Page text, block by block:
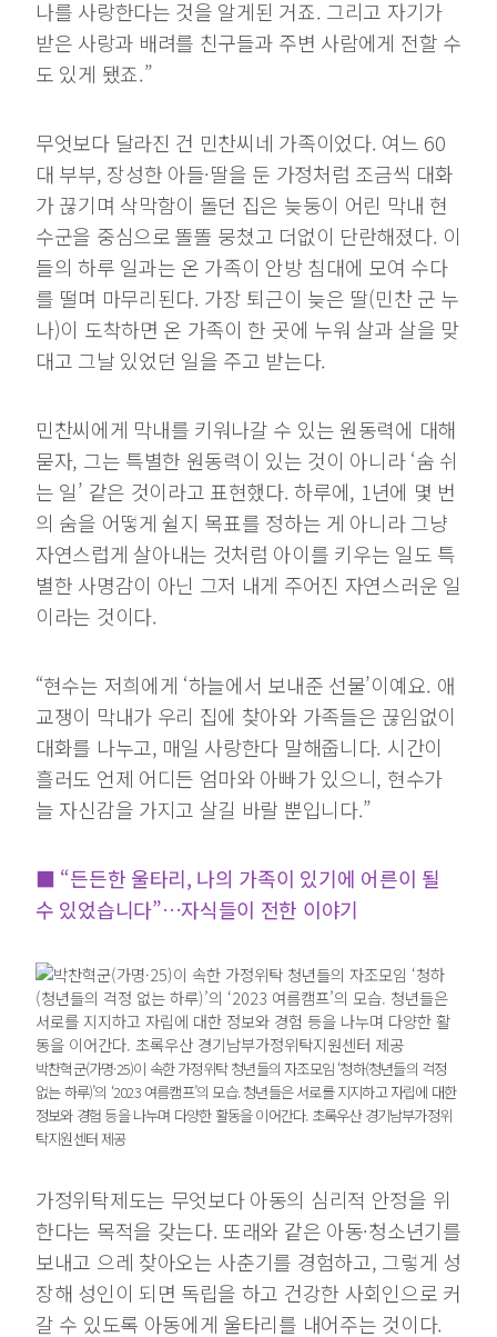
나를 사랑한다는 것을 알게된 거죠. 그리고 자기가
받은 사랑과 배려를 친구들과 주변 사람에게 전할 수
도 있게 됐죠.”
무엇보다 달라진 건 민찬씨네 가족이었다. 여느 60
대 부부, 장성한 아들·딸을 둔 가정처럼 조금씩 대화
가 끊기며 삭막함이 돌던 집은 늦둥이 어린 막내 현
수군을 중심으로 똘똘 뭉쳤고 더없이 단란해졌다. 이
들의 하루 일과는 온 가족이 안방 침대에 모여 수다
를 떨며 마무리된다. 가장 퇴근이 늦은 딸(민찬 군 누
나)이 도착하면 온 가족이 한 곳에 누워 살과 살을 맞
대고 그날 있었던 일을 주고 받는다.
민찬씨에게 막내를 키워나갈 수 있는 원동력에 대해
묻자, 그는 특별한 원동력이 있는 것이 아니라 ‘숨 쉬
는 일’ 같은 것이라고 표현했다. 하루에, 1년에 몇 번
의 숨을 어떻게 쉴지 목표를 정하는 게 아니라 그냥
자연스럽게 살아내는 것처럼 아이를 키우는 일도 특
별한 사명감이 아닌 그저 내게 주어진 자연스러운 일
이라는 것이다.
“현수는 저희에게 ‘하늘에서 보내준 선물’이예요. 애
교쟁이 막내가 우리 집에 찾아와 가족들은 끊임없이
대화를 나누고, 매일 사랑한다 말해줍니다. 시간이
흘러도 언제 어디든 엄마와 아빠가 있으니, 현수가
늘 자신감을 가지고 살길 바랄 뿐입니다.”
■ “든든한 울타리, 나의 가족이 있기에 어른이 될
수 있었습니다”…자식들이 전한 이야기
박찬혁군(가명·25)이 속한 가정위탁 청년들의 자조모임 ‘청하(청년들의 걱정
없는 하루)’의 ‘2023 여름캠프’의 모습. 청년들은 서로를 지지하고 자립에 대한
정보와 경험 등을 나누며 다양한 활동을 이어간다. 초록우산 경기남부가정위
탁지원센터 제공
가정위탁제도는 무엇보다 아동의 심리적 안정을 위
한다는 목적을 갖는다. 또래와 같은 아동·청소년기를
보내고 으레 찾아오는 사춘기를 경험하고, 그렇게 성
장해 성인이 되면 독립을 하고 건강한 사회인으로 커
갈 수 있도록 아동에게 울타리를 내어주는 것이다.